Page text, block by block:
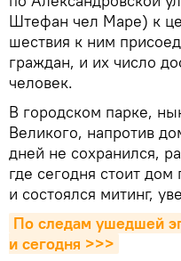
Штефан чел Маре) к
шествия к ним
граждан, и их число
человек.
В городском парке,
Великого, напротив
дней не сохранился,
где сегодня стоит
и состоялся митинг,
По следам ушедшей
и сегодня >>>